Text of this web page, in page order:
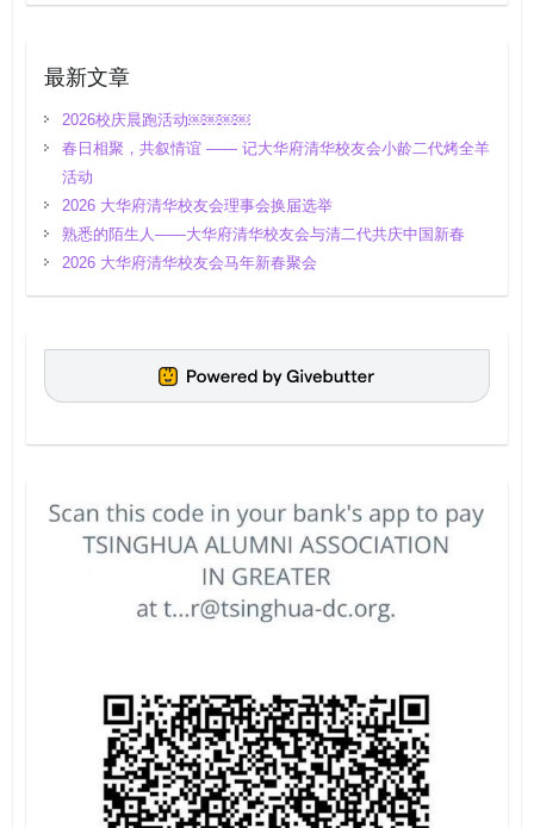
最新文章
2026校庆晨跑活动￼￼￼￼
春日相聚，共叙情谊 —— 记大华府清华校友会小龄二代烤全羊
活动
2026 大华府清华校友会理事会换届选举
熟悉的陌生人——大华府清华校友会与清二代共庆中国新春
2026 大华府清华校友会马年新春聚会